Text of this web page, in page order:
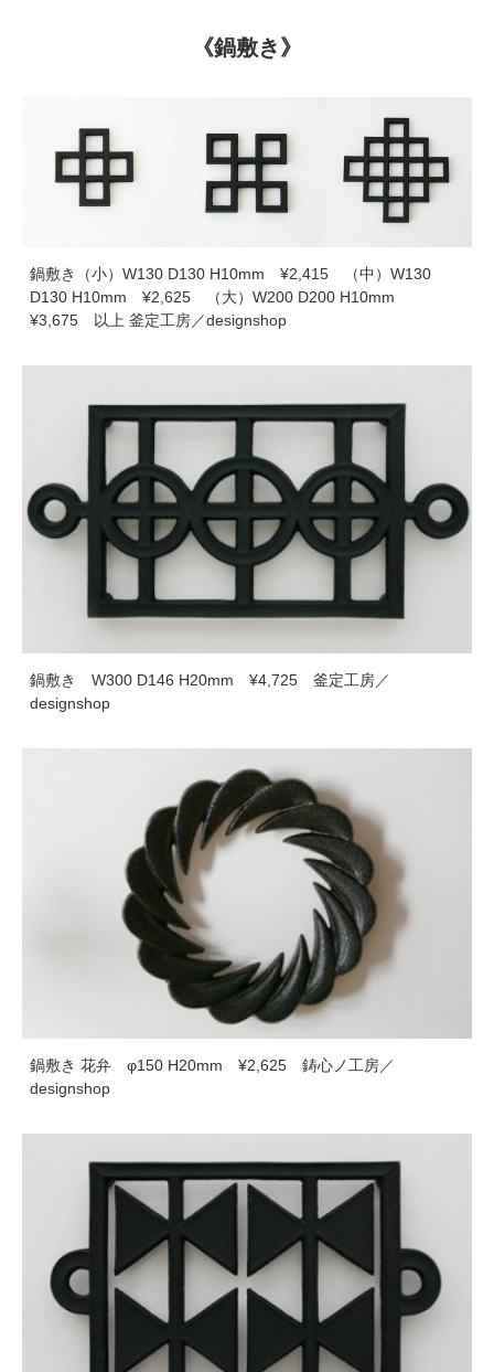
《鍋敷き》
鍋敷き（小）W130 D130 H10mm ¥2,415 （中）W130
D130 H10mm ¥2,625 （大）W200 D200 H10mm
¥3,675 以上 釜定工房／designshop
鍋敷き W300 D146 H20mm ¥4,725 釜定工房／
designshop
鍋敷き 花弁 φ150 H20mm ¥2,625 鋳心ノ工房／
designshop